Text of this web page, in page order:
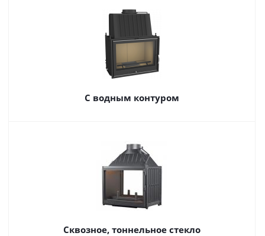
С водным контуром
Сквозное, тоннельное стекло